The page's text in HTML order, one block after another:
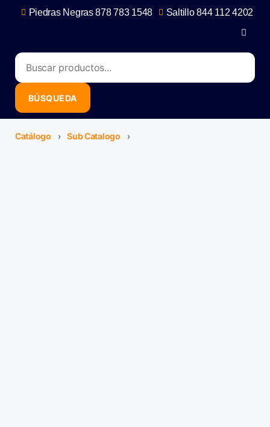
Piedras Negras 878 783 1548
Saltillo 844 112 4202
Catálogo › Sub Catalogo ›